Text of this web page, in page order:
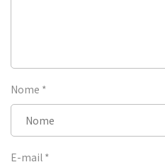
Nome *
E-mail *